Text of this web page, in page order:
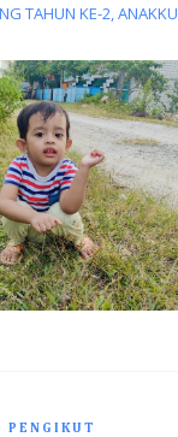
TAHUN KE-2, ANAKKU
PENGIKUT